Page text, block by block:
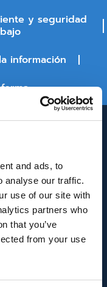
and ads, to
analyse our traffic.
use of our site with
partners who
that you’ve
from your use
y seguridad
información
ANDALUCÍA